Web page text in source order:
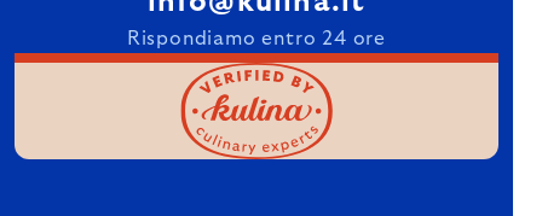
Rispondiamo entro 24 ore